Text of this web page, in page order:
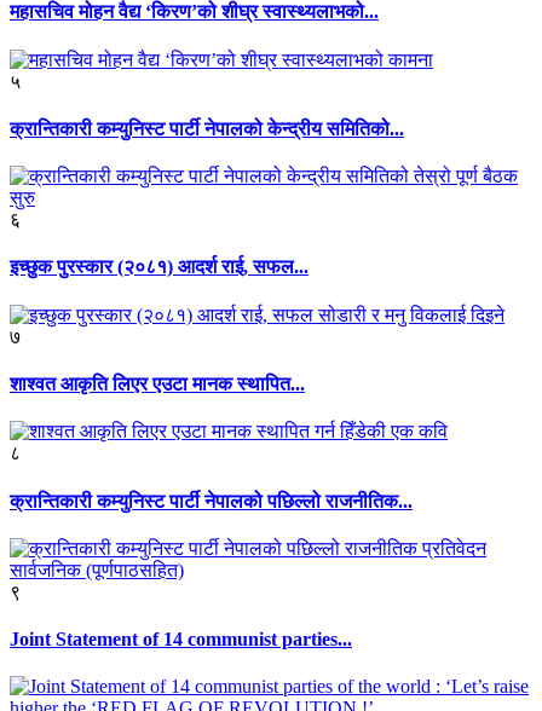
महासचिव मोहन वैद्य ‘किरण’को शीघ्र स्वास्थ्यलाभको...
५
क्रान्तिकारी कम्युनिस्ट पार्टी नेपालको केन्द्रीय समितिको...
६
इच्छुक पुरस्कार (२०८१) आदर्श राई, सफल...
७
शाश्वत आकृति लिएर एउटा मानक स्थापित...
८
क्रान्तिकारी कम्युनिस्ट पार्टी नेपालको पछिल्लो राजनीतिक...
९
Joint Statement of 14 communist parties...